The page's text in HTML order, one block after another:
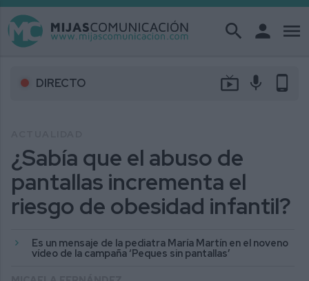
search person menu
DIRECTO live_tv mic phone_android
¿Sabía que el abuso de
pantallas incrementa el
riesgo de obesidad infantil?
Es un mensaje de la pediatra María Martín en el noveno
vídeo de la campaña ‘Peques sin pantallas’